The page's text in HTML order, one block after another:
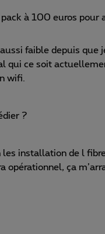
pack à 100 euros pour
faible depuis que
qui ce soit
wifi.
?
les installation de l
opérationnel, ça